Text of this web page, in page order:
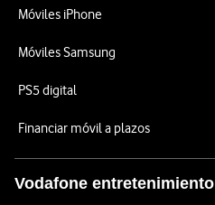
Móviles iPhone
Móviles Samsung
PS5 digital
Financiar móvil a plazos
Vodafone entretenimiento